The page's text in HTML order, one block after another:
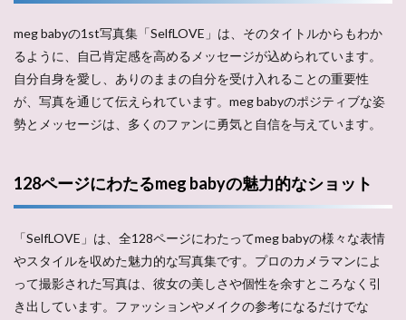
meg babyの1st写真集「SelfLOVE」は、そのタイトルからもわか
るように、自己肯定感を高めるメッセージが込められています。
自分自身を愛し、ありのままの自分を受け入れることの重要性
が、写真を通じて伝えられています。meg babyのポジティブな姿
勢とメッセージは、多くのファンに勇気と自信を与えています。
128ページにわたるmeg babyの魅力的なショット
「SelfLOVE」は、全128ページにわたってmeg babyの様々な表情
やスタイルを収めた魅力的な写真集です。プロのカメラマンによ
って撮影された写真は、彼女の美しさや個性を余すところなく引
き出しています。ファッションやメイクの参考になるだけでな